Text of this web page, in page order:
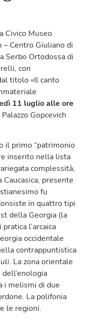
Civico Museo
– Centro Giuliano di
Serbo Ortodossa di
con
titolo «Il canto
11 luglio alle ore
Gopcevich
il primo “patrimonio
inserito nella lista
complessità,
presente
fu
in quattro tipi
della Georgia (la
pratica l’arcaica
occidentale
contrappuntistica
. La zona orientale
i melismi di due
La polifonia
le regioni.